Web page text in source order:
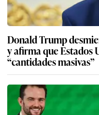
Donald Trump
y afirma que Estados
“cantidades masivas”